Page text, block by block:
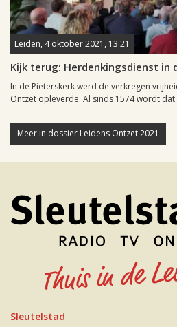
Leiden, 4 oktober 2021, 13:21
Kijk terug: Herdenkingsdienst in
In de Pieterskerk werd de verkregen
Ontzet opleverde. Al sinds 1574 wordt
Meer in dossier Leidens Ontzet 2021
Sleutelstad